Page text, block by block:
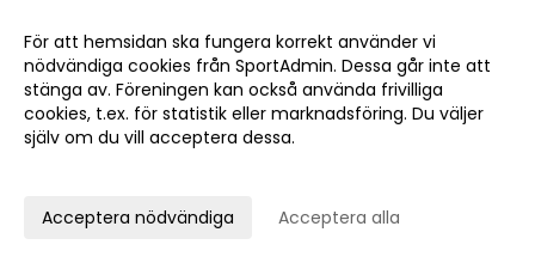
Tävlingsresultat november 2016-12-03 21:33
Vinst till Höllviken i Juniorligan 2016-11-20 21:46
Höllvikens Herrar tillbaka i Division 1! 2016-11-14 12:35
Hjälp Claes Göransson med ett fantastiskt
Tävlingsresultat oktober!
För att hemsidan ska fungera korrekt använder vi
nödvändiga cookies från SportAdmin. Dessa går inte att
stänga av. Föreningen kan också använda frivilliga
cookies, t.ex. för statistik eller marknadsföring. Du väljer
själv om du vill acceptera dessa.
Acceptera nödvändiga Acceptera alla